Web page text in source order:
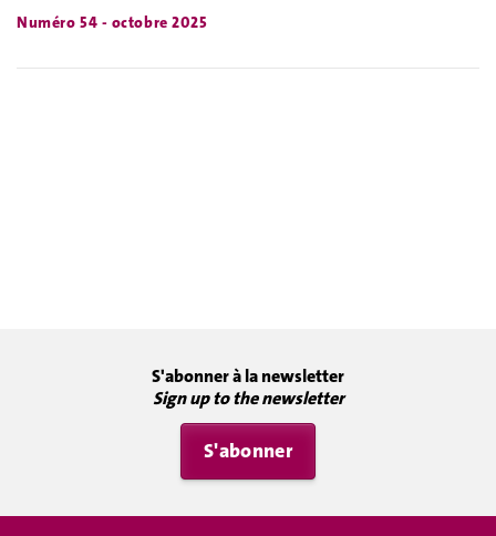
Numéro 54 - octobre 2025
S'abonner à la newsletter
Sign up to the newsletter
S'abonner